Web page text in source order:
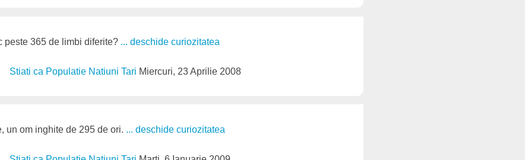
peste 365 de limbi diferite? ... deschide curiozitatea
Stiati ca Populatie Natiuni Tari Miercuri, 23 Aprilie 2008
un om inghite de 295 de ori. ... deschide curiozitatea